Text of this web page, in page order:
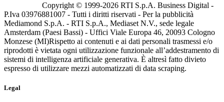
Copyright © 1999-2026 RTI S.p.A. Business Digital -
P.Iva 03976881007 - Tutti i diritti riservati - Per la pubblicità
Mediamond S.p.A. - RTI S.p.A., Mediaset N.V., sede legale
Amsterdam (Paesi Bassi) - Uffici Viale Europa 46, 20093 Cologno
Monzese (MI)Rispetto ai contenuti e ai dati personali trasmessi e/o
riprodotti è vietata ogni utilizzazione funzionale all’addestramento di
sistemi di intelligenza artificiale generativa. È altresì fatto divieto
espresso di utilizzare mezzi automatizzati di data scraping.
Legal